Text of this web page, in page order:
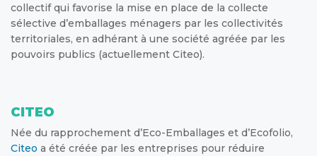
collectif qui favorise la mise en place de la collecte
sélective d’emballages ménagers par les collectivités
territoriales, en adhérant à une société agréée par les
pouvoirs publics (actuellement Citeo).
CITEO
Née du rapprochement d’Eco-Emballages et d’Ecofolio,
Citeo a été créée par les entreprises pour réduire